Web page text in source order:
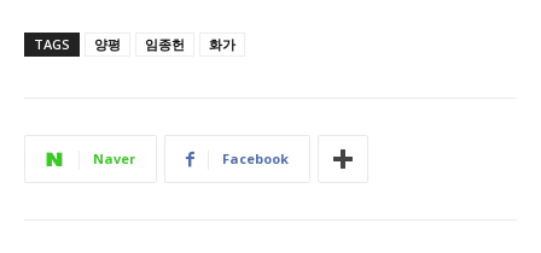
TAGS 양평 임종헌 화가
Naver Facebook